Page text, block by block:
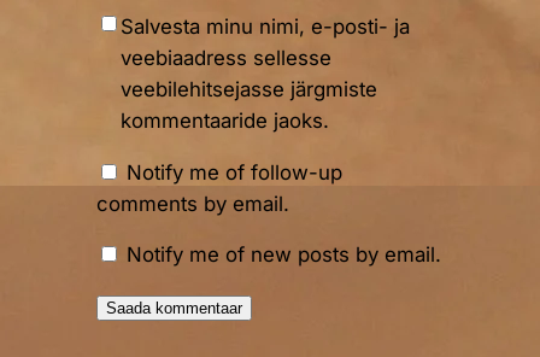
Salvesta minu nimi, e-posti- ja
veebiaadress sellesse
veebilehitsejasse järgmiste
kommentaaride jaoks.
Notify me of follow-up
comments by email.
Notify me of new posts by email.